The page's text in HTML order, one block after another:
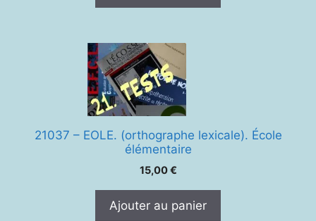
21037 – EOLE. (orthographe lexicale). École
élémentaire
15,00€
Ajouter au panier